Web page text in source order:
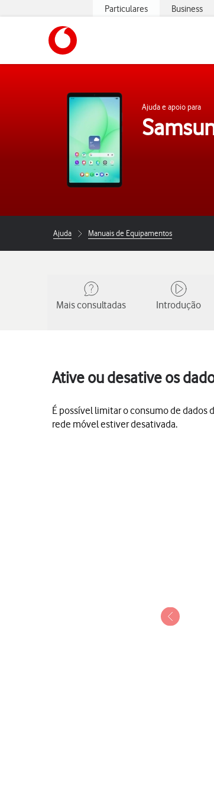
Particulares Business
Ajuda e apoio para
Ajuda Manuais de Equipamentos
Mais consultadas Introdução
Ative ou desative os
É possível limitar o consumo de dados
rede móvel estiver desativada.